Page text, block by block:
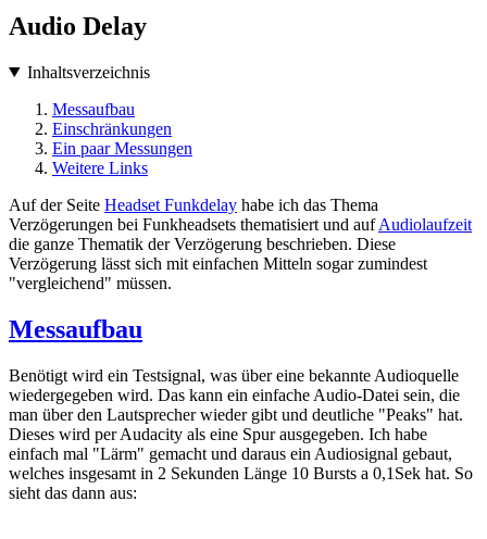
Audio Delay
Inhaltsverzeichnis
Messaufbau
Einschränkungen
Ein paar Messungen
Weitere Links
Auf der Seite Headset Funkdelay habe ich das Thema
Verzögerungen bei Funkheadsets thematisiert und aufAudiolaufzeit
die ganze Thematik der Verzögerung beschrieben. Diese
Verzögerung lässt sich mit einfachen Mitteln sogar zumindest
"vergleichend" müssen.
Messaufbau
Benötigt wird ein Testsignal, was über eine bekannte Audioquelle
wiedergegeben wird. Das kann ein einfache Audio-Datei sein, die
man über den Lautsprecher wieder gibt und deutliche "Peaks" hat.
Dieses wird per Audacity als eine Spur ausgegeben. Ich habe
einfach mal "Lärm" gemacht und daraus ein Audiosignal gebaut,
welches insgesamt in 2 Sekunden Länge 10 Bursts a 0,1Sek hat. So
sieht das dann aus: